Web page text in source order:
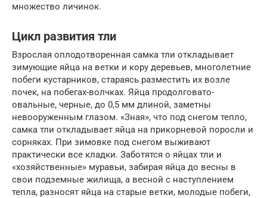
множество личинок.
Цикл развития тли
Взрослая оплодотворенная самка тли откладывает
зимующие яйца на ветки и кору деревьев, многолетние
побеги кустарников, стараясь разместить их возле
почек, на побегах-волчках. Яйца продолговато-
овальные, черные, до 0,5 мм длиной, заметны
невооруженным глазом. «Зная», что под снегом тепло,
самка тли откладывает яйца на прикорневой поросли и
сорняках. При зимовке под снегом выживают
практически все кладки. Заботятся о яйцах тли и
«хозяйственные» муравьи, забирая яйца до весны в
свои подземные жилища, а весной с наступлением
тепла, разносят яйца на старые ветки, молодые побеги,